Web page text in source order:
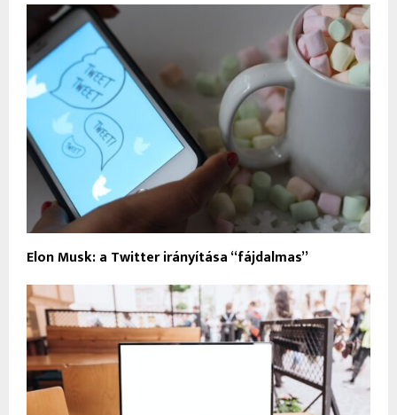
Elon Musk: a Twitter irányítása “fájdalmas”